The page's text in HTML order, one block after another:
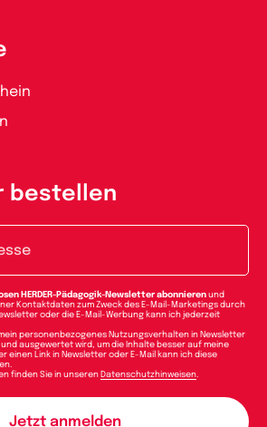
bestellen
HERDER-Pädagogik-Newsletter abonnieren und
Kontaktdaten zum Zweck des E-Mail-Marketings durch
oder die E-Mail-Werbung kann ich jederzeit
personenbezogenes Nutzungsverhalten in Newsletter
ausgewertet wird, um die Inhalte besser auf meine
einen Link in Newsletter oder E-Mail kann ich diese
finden Sie in unseren Datenschutzhinweisen.